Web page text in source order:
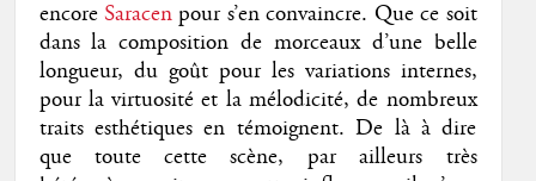
encore Saracenpour s’en convaincre. Que ce soit
dans la composition de morceaux d’une belle
longueur, du goût pour les variations internes,
pour la virtuosité et la mélodicité, de nombreux
traits esthétiques en témoignent. De là à dire
que toute cette scène, par ailleurs très